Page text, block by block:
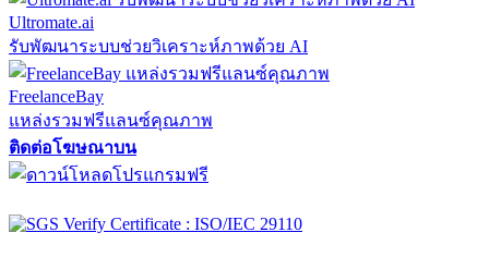
Ultromate.ai
รับพัฒนาระบบช่วยวิเคราะห์ภาพด้วย AI
FreelanceBay
แหล่งรวมฟรีแลนซ์คุณภาพ
ติดต่อโฆษณาบน